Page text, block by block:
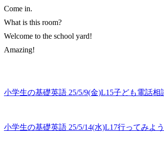
Come in.
What is this room?
Welcome to the school yard!
Amazing!
小学生の基礎英語 25/5/9(金)L15子ども電話相
小学生の基礎英語 25/5/14(水)L17行ってみよう